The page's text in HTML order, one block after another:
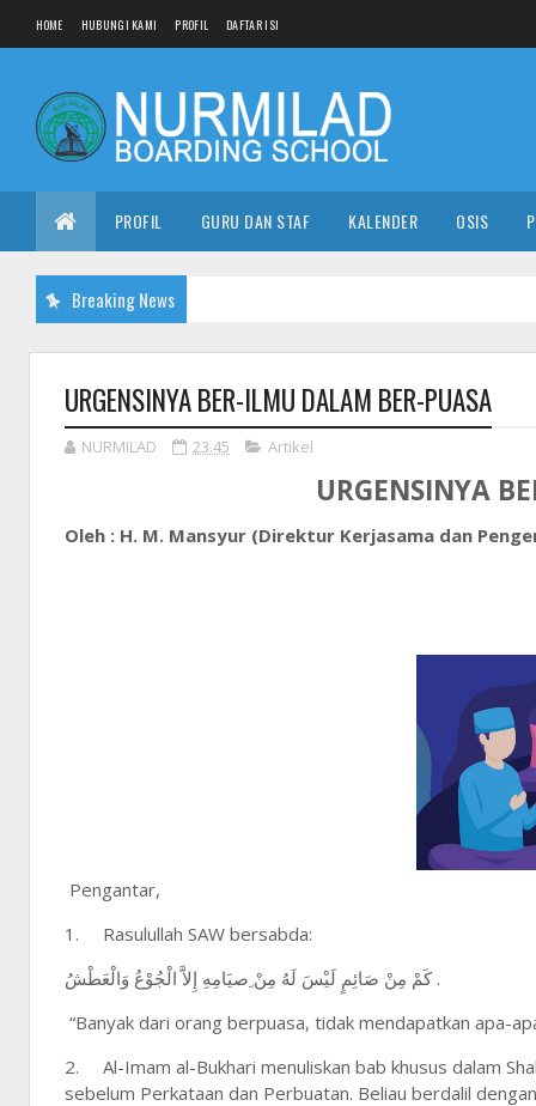
HOME HUBUNGI KAMI PROFIL DAFTAR ISI
PROFIL GURU DAN STAF KALENDER OSIS
Breaking News
URGENSINYA BER-ILMU DALAM BER-PUASA
NURMILAD 23.45 Artikel
URGENSINYA
Oleh : H. M. Mansyur (Direktur Kerjasama dan
Pengantar,
1.
Rasulullah SAW bersabda:
كَمْ مِنْ صَائِمٍ لَيْسَ لَهُ مِنْ ِصيَامِهِ إِلاَّ الْجُوْعُ وَالْعَطْشُ .
“Banyak dari orang berpuasa, tidak mendapatkan apa-
2.
Al-Imam al-Bukhari menuliskan bab khusus dalam
sebelum Perkataan dan Perbuatan. Beliau berdalil